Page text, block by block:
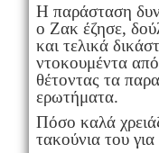
Η παράσταση
ο Ζακ έζησε,
και τελικά
ντοκουμέντα
θέτοντας τα
ερωτήματα.
Πόσο καλά
τακούνια του για